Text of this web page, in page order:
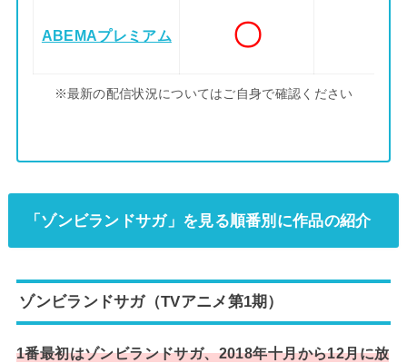
ABEMAプレミアム 〇
※最新の配信状況についてはご自身で確認ください
「ゾンビランドサガ」を見る順番別に作品の紹介
ゾンビランドサガ（TVアニメ第1期）
1番最初はゾンビランドサガ、2018年十月から12月に放